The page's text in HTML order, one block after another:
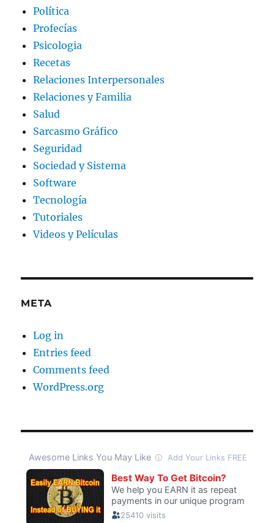
Política
Profecías
Psicologia
Recetas
Relaciones Interpersonales
Relaciones y Familia
Salud
Sarcasmo Gráfico
Seguridad
Sociedad y Sistema
Software
Tecnología
Tutoriales
Videos y Películas
META
Log in
Entries feed
Comments feed
WordPress.org